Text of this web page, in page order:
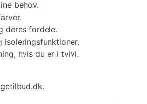
behov.
deres fordele.
isoleringsfunktioner.
hvis du er i tvivl.